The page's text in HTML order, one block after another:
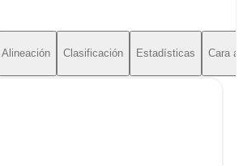
Alineación Clasificación Estadísticas Cara a